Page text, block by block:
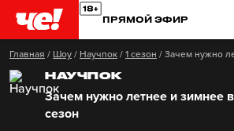
ПРЯМОЙ ЭФИР
Главная / Шоу / Научпок / 1 сезон / Зачем нужно
НАУЧПОК
Зачем нужно летнее и зимнее
сезон